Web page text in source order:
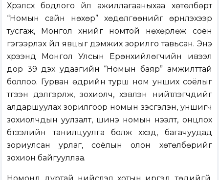
Хүрэлсүх бодлого үйл ажиллагааныхаа хөтөлбөрт
“Номын сайн нөхөр” хөдөлгөөнийг өрнүүлэхээр
тусгаж, Монгол хүнийг номтой нөхөрлөж соён
гэгээрүүлэх үйл явцыг дэмжих зорилго тавьсан. Энэ
хүрээнд Монгол Улсын Ерөнхийлөгчийн ивээл
дор 39 дэх удаагийн “Номын баяр” амжилттай
боллоо. Гурван өдрийн турш ном унших соёлыг
түгээн дэлгэрүүлж, зохиолч, хэвлэн нийтлэгчдийг
алдаршуулах зорилгоор номын үзэсгэлэн, уншигч
зохиолчдын уулзалт, шинэ номын нээлт, онцлох
бүтээлийн танилцуулга болж хүүхэд, багачуудад
зориулсан урлаг, соёлын олон хөтөлбөрийг
зохион байгууллаа.